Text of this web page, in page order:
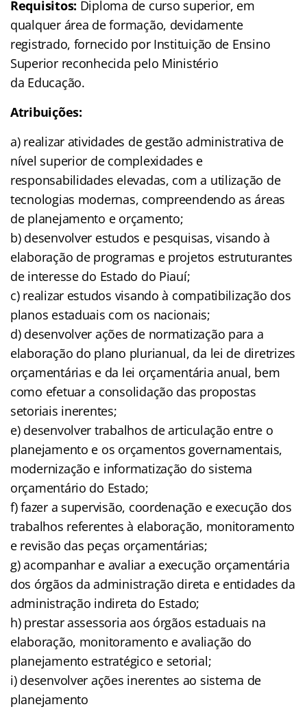
Requisitos: Diploma de curso superior, em
qualquer área de formação, devidamente
registrado, fornecido por Instituição de Ensino
Superior reconhecida pelo Ministério
da Educação.
Atribuições:
a) realizar atividades de gestão administrativa de
nível superior de complexidades e
responsabilidades elevadas, com a utilização de
tecnologias modernas, compreendendo as áreas
de planejamento e orçamento;
b) desenvolver estudos e pesquisas, visando à
elaboração de programas e projetos estruturantes
de interesse do Estado do Piauí;
c) realizar estudos visando à compatibilização dos
planos estaduais com os nacionais;
d) desenvolver ações de normatização para a
elaboração do plano plurianual, da lei de diretrizes
orçamentárias e da lei orçamentária anual, bem
como efetuar a consolidação das propostas
setoriais inerentes;
e) desenvolver trabalhos de articulação entre o
planejamento e os orçamentos governamentais,
modernização e informatização do sistema
orçamentário do Estado;
f) fazer a supervisão, coordenação e execução dos
trabalhos referentes à elaboração, monitoramento
e revisão das peças orçamentárias;
g) acompanhar e avaliar a execução orçamentária
dos órgãos da administração direta e entidades da
administração indireta do Estado;
h) prestar assessoria aos órgãos estaduais na
elaboração, monitoramento e avaliação do
planejamento estratégico e setorial;
i) desenvolver ações inerentes ao sistema de
planejamento